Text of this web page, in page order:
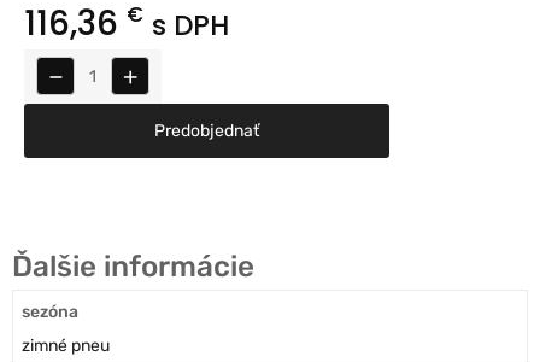
116,36 € s DPH
− +
Predobjednať
Ďalšie informácie
sezóna
zimné pneu